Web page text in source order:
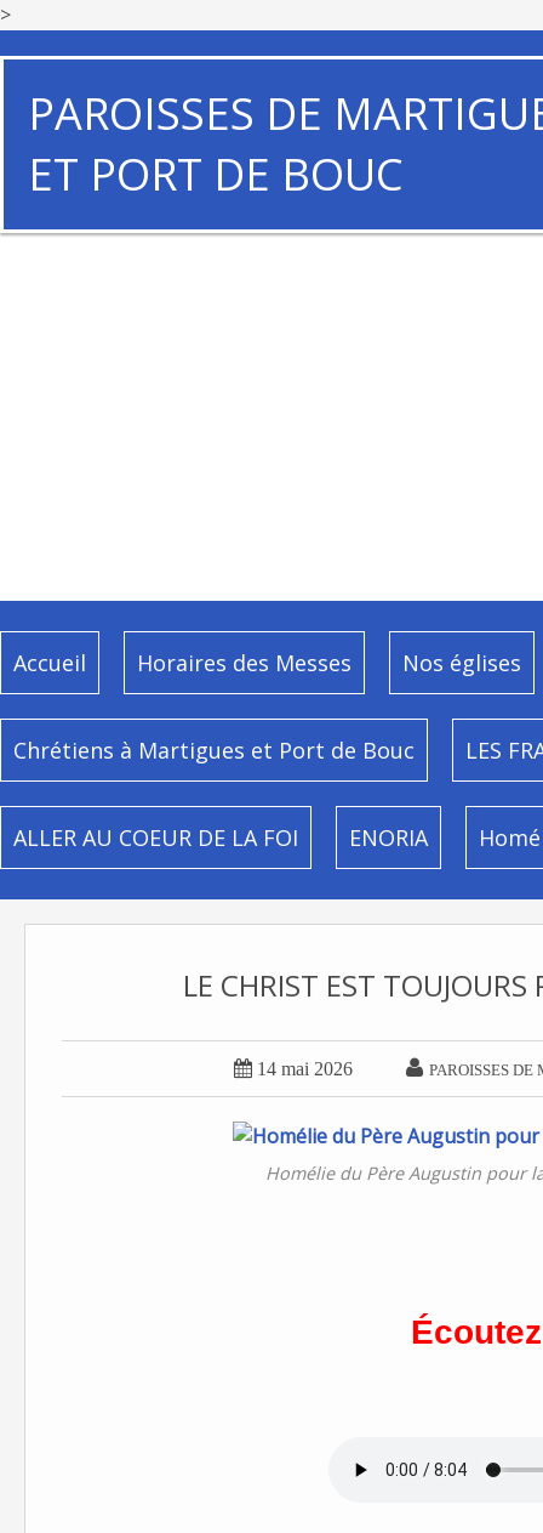
>
PAROISSES DE
ET PORT DE BOUC
Accueil Horaires des Messes Nos églises
Chrétiens à Martigues et Port de Bouc LES
ALLER AU COEUR DE LA FOI ENORIA
LE CHRIST EST
 14 mai 2026  PAROISSES DE
Homélie du Père Augustin pour